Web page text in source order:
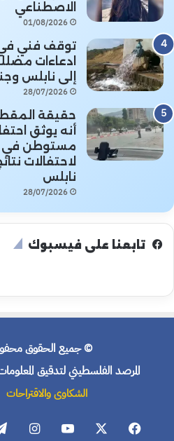
الاصطناعي
01/08/2026
توقف فني في
ادعاءات
إلى نابلس
28/07/2026
حقيقة
أنه يوثق
مستوطن في
لاحتفالات
نابلس
28/07/2026
تابعنا على فيسبوك
© جميع الحقوق محفوظة |
المرصد الفلسطيني لتدقيق
الشكاوى والاقتراحات
فيسبوك يوتيوب